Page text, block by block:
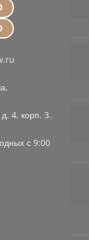
4, корп. 3.
с 9:00